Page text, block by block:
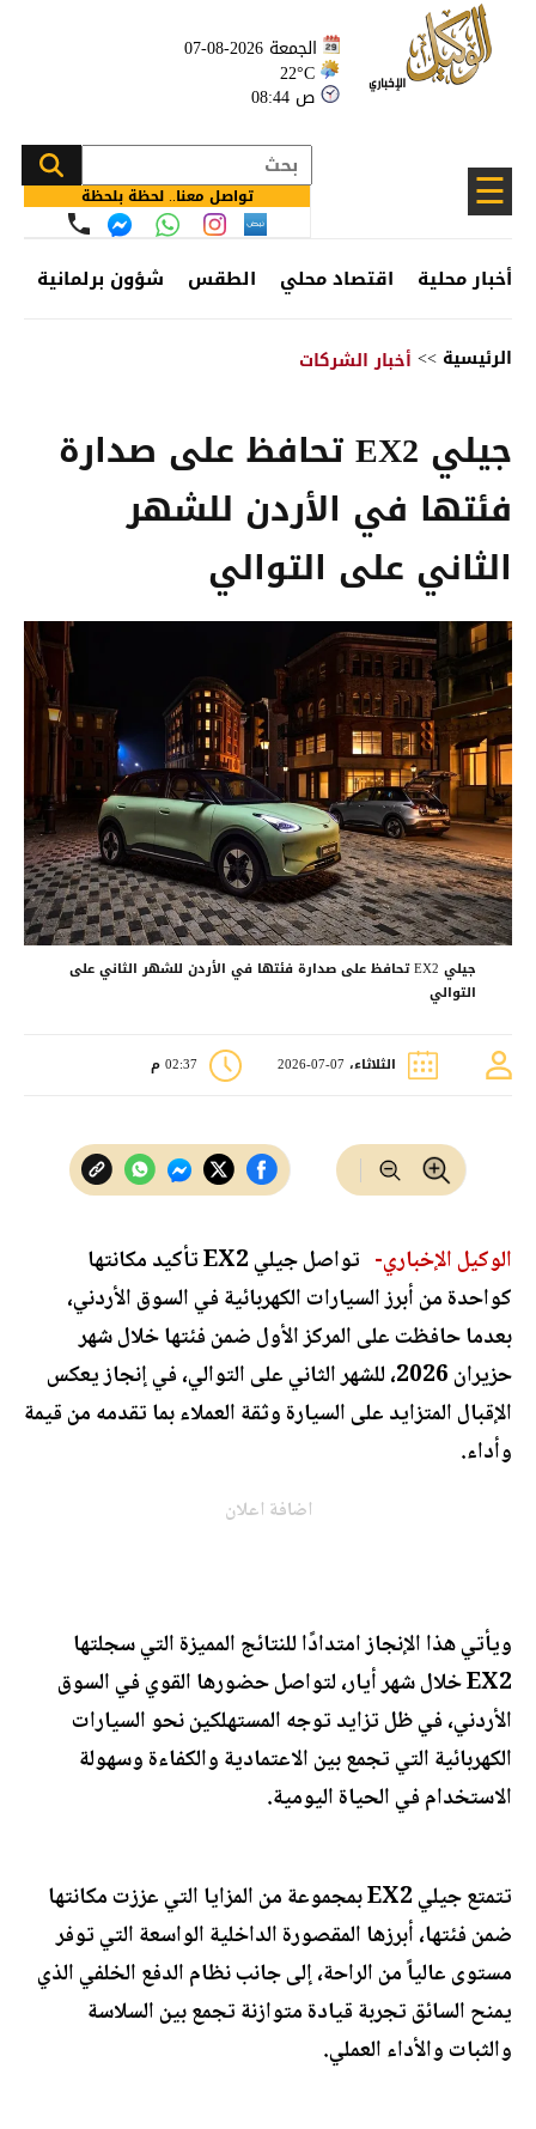
الجمعة 2026-08-07
22°C
08:44 ص
☰ تواصل معنا.. لحظة بلحظة
أخبار محلية اقتصاد محلي الطقس شؤون برلمانية
الرئيسية >> أخبار الشركات
جيلي EX2 تحافظ على صدارة
فئتها في الأردن للشهر
الثاني على التوالي
جيلي EX2 تحافظ على صدارة فئتها في الأردن للشهر الثاني على
التوالي
الثلاثاء، 07-07-2026 02:37 م
الوكيل الإخباري-
تواصل جيلي EX2 تأكيد مكانتها
كواحدة من أبرز السيارات الكهربائية في السوق الأردني،
بعدما حافظت على المركز الأول ضمن فئتها خلال شهر
حزيران 2026، للشهر الثاني على التوالي، في إنجاز يعكس
الإقبال المتزايد على السيارة وثقة العملاء بما تقدمه من قيمة
وأداء.
اضافة اعلان
ويأتي هذا الإنجاز امتدادًا للنتائج المميزة التي سجلتها
EX2 خلال شهر أيار، لتواصل حضورها القوي في السوق
الأردني، في ظل تزايد توجه المستهلكين نحو السيارات
الكهربائية التي تجمع بين الاعتمادية والكفاءة وسهولة
الاستخدام في الحياة اليومية.
تتمتع جيلي EX2 بمجموعة من المزايا التي عززت مكانتها
ضمن فئتها، أبرزها المقصورة الداخلية الواسعة التي توفر
مستوى عالياً من الراحة، إلى جانب نظام الدفع الخلفي الذي
يمنح السائق تجربة قيادة متوازنة تجمع بين السلاسة
والثبات والأداء العملي.